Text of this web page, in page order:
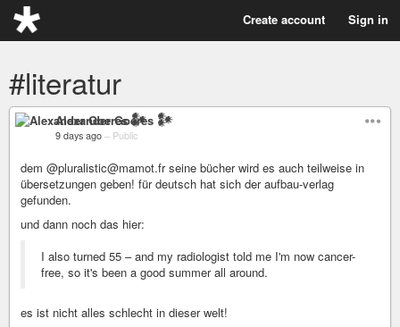
Create account Sign in
#literatur
Alexander Goeres 𒀯
9 days ago – Public
dem @pluralistic@mamot.fr seine bücher wird es auch teilweise in
übersetzungen geben! für deutsch hat sich der aufbau-verlag
gefunden.
und dann noch das hier:
I also turned 55 – and my radiologist told me I'm now cancer-
free, so it's been a good summer all around.
es ist nicht alles schlecht in dieser welt!